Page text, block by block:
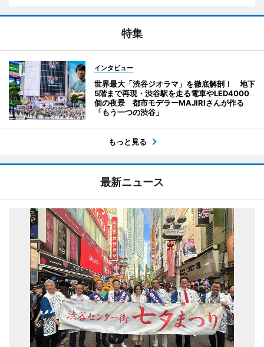
特集
インタビュー
世界最大「渋谷ジオラマ」を徹底解剖！ 地下
5階まで再現・渋谷駅を走る電車やLED4000
個の夜景 都市モデラーMAJIRIさんが作る
「もう一つの渋谷」
もっと見る
最新ニュース